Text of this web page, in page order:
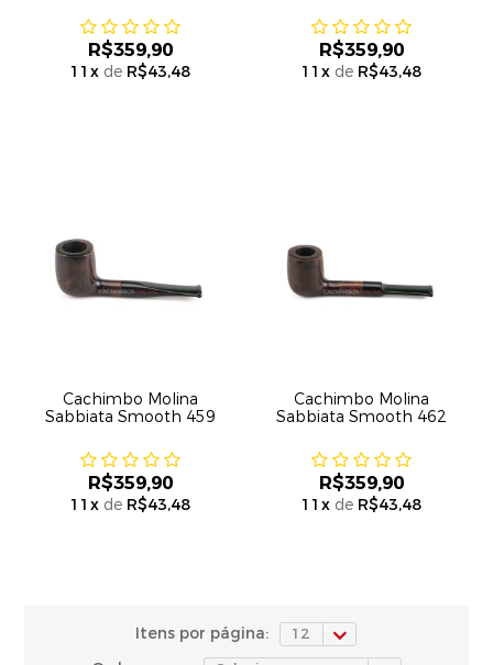
R$359,90
11x de R$43,48
R$359,90
11 xde R$43,48
Cachimbo Molina
Sabbiata Smooth 459
R$359,90
11x de R$43,48
Cachimbo Molina
Sabbiata Smooth 462
R$359,90
11 xde R$43,48
Itens por página: